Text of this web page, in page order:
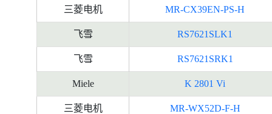
三菱电机 MR-CX39EN-PS-H
飞雪 RS7621SLK1
飞雪 RS7621SRK1
Miele K 2801 Vi
三菱电机 MR-WX52D-F-H